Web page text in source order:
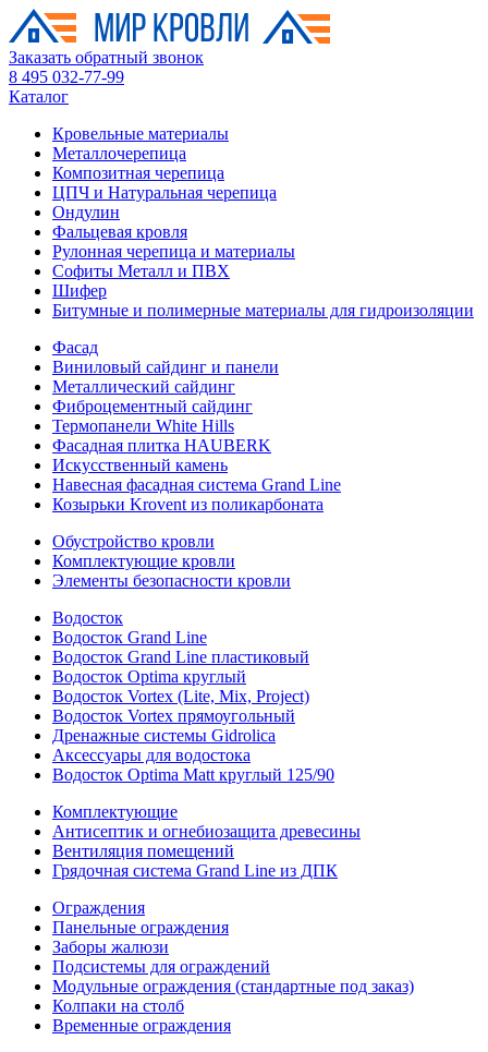
Заказать обратный звонок
8 495 032-77-99
Каталог
Кровельные материалы
Металлочерепица
Композитная черепица
ЦПЧ и Натуральная черепица
Ондулин
Фальцевая кровля
Рулонная черепица и материалы
Софиты Металл и ПВХ
Шифер
Битумные и полимерные материалы для гидроизоляции
Фасад
Виниловый сайдинг и панели
Металлический сайдинг
Фиброцементный сайдинг
Термопанели White Hills
Фасадная плитка HAUBERK
Искусственный камень
Навесная фасадная система Grand Line
Козырьки Krovent из поликарбоната
Обустройство кровли
Комплектующие кровли
Элементы безопасности кровли
Водосток
Водосток Grand Line
Водосток Grand Line пластиковый
Водосток Optima круглый
Водосток Vortex (Lite, Mix, Project)
Водосток Vortex прямоугольный
Дренажные системы Gidrolica
Аксессуары для водостока
Водосток Optima Matt круглый 125/90
Комплектующие
Антисептик и огнебиозащита древесины
Вентиляция помещений
Грядочная система Grand Line из ДПК
Ограждения
Панельные ограждения
Заборы жалюзи
Подсистемы для ограждений
Модульные ограждения (стандартные под заказ)
Колпаки на столб
Временные ограждения